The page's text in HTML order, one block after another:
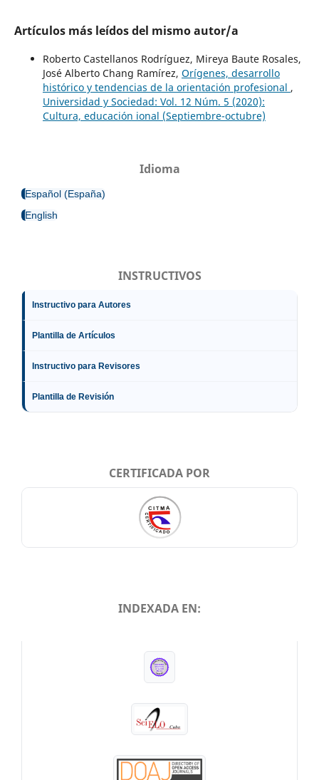
Artículos más leídos del mismo autor/a
Roberto Castellanos Rodríguez, Mireya Baute Rosales,
José Alberto Chang Ramírez, Orígenes, desarrollo
histórico y tendencias de la orientación profesional ,
Universidad y Sociedad: Vol. 12 Núm. 5 (2020):
Cultura, educación ional (Septiembre-octubre)
Idioma
Español (España)
English
INSTRUCTIVOS
Instructivo para Autores
Plantilla de Artículos
Instructivo para Revisores
Plantilla de Revisión
CERTIFICADA POR
INDEXADA EN: